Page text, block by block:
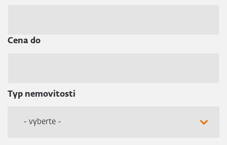
Cena do
Typ nemovitosti
- vyberte -